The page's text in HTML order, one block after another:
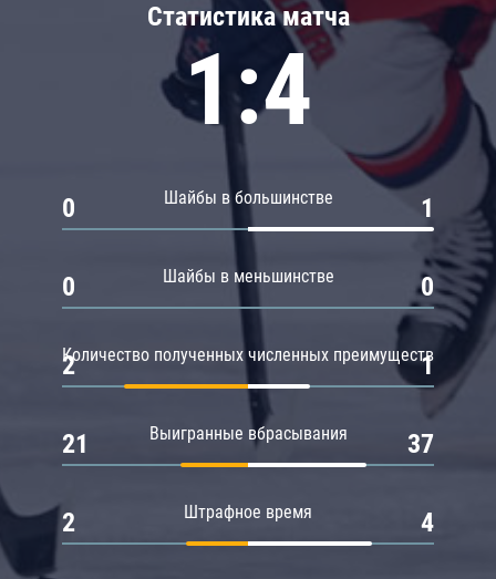
Статистика матча
1:4
Шайбы в большинстве
0 1
Шайбы в меньшинстве
0 0
Количество полученных численных преимуществ
2 1
Выигранные вбрасывания
21 37
Штрафное время
2 4